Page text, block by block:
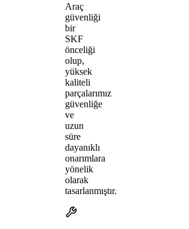
Araç
güvenliği
bir
SKF
önceliği
olup,
yüksek
kaliteli
parçalarımız
güvenliğe
ve
uzun
süre
dayanıklı
onarımlara
yönelik
olarak
tasarlanmıştır.